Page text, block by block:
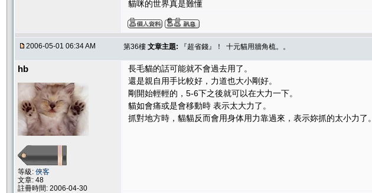
貓咪的世界真是難懂
2006-05-01 06:34 AM 第36樓 文章主題: 『超省錢』！ 十元貓用牆角梳。。
hb
等級: 俠客
文章: 48
註冊時間: 2006-04-30
長毛貓的話可能就不會過去用了。
還是親自用手比較好，力道也大小剛好。
剛開始輕輕的，5-6下之後就可以在大力一下。
貓如會痛或是會移動時 表示太大力了。
抓對地方時，貓貓反而會用身体用力靠過來，表示妳抓的太小力了。